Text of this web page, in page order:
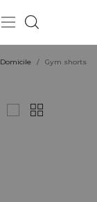
Domicile / Gym shorts